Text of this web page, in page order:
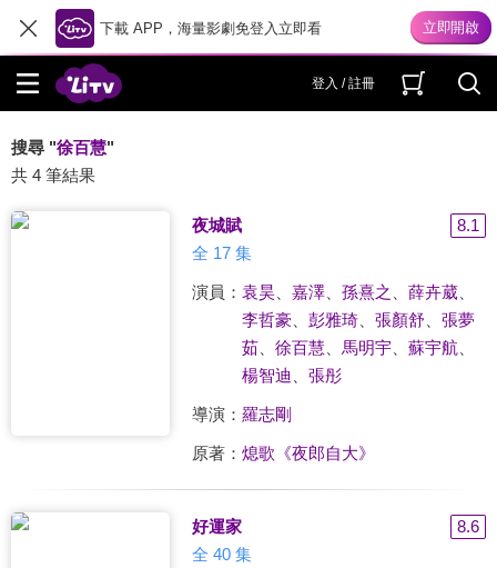
下載 APP，海量影劇免登入立即看
登入 / 註冊
搜尋 "徐百慧"
共 4 筆結果
夜城賦
8.1
全 17 集
演員： 袁昊、 嘉澤、 孫熹之 薛卉葳、
李哲豪
彭雅琦、 張顏舒
張夢
茹、 徐百慧、 馬明宇、 蘇宇航
楊智迪
張彤
導演： 羅志剛
原著： 熄歌《夜郎自大》
好運家
8.6
全 40 集